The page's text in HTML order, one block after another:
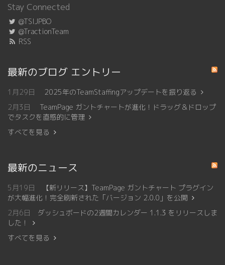
Stay Connected
@TSIJPBO
@TractionTeam
RSS
最新のブログ エントリー
1月29日
2025年のTeamStaffingアップデートを振り返る
2月3日
TeamPage ガントチャートが進化！ドラッグ＆ドロップ
でタスクを直感的に管理
すべてを見る
最新のニュース
5月19日
【新リリース】TeamPage ガントチャート プラグイン
が大幅進化！完全刷新された「バージョン 2.0.0」を公開
2月6日
ダッシュボードの2週間カレンダー 1.1.3 をリリースしま
した！
すべてを見る